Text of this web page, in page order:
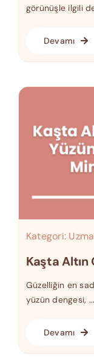
görünüşle ilgili
Devamı
Kategori:
Kaşta Altın
Güzelliğin en
yüzün dengesi, ...
Devamı